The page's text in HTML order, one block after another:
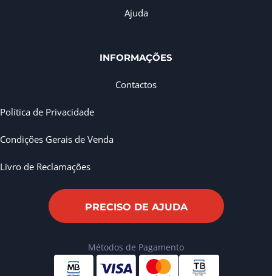
Ajuda
INFORMAÇÕES
Contactos
Política de Privacidade
Condições Gerais de Venda
Livro de Reclamações
PRECISO DE AJUDA
Métodos de Pagamento